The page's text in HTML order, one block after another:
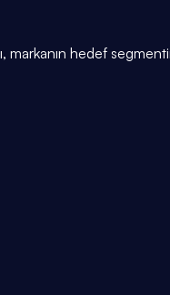
hedef